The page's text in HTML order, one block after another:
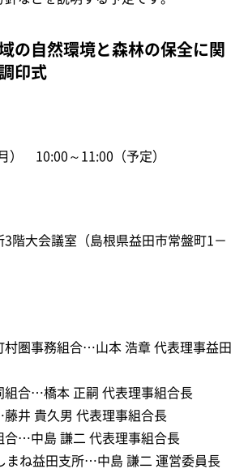
の自然環境と森林の保全に関
印式
） 10:00～11:00（予定）
3階大会議室（島根県益田市常盤町1－
村圏事務組合…山本 浩章 代表理事益田
組合…橋本 正嗣 代表理事組合長
井 貴久男 代表理事組合長
合…中島 謙二 代表理事組合長
まね益田支所…中島 謙二 運営委員長